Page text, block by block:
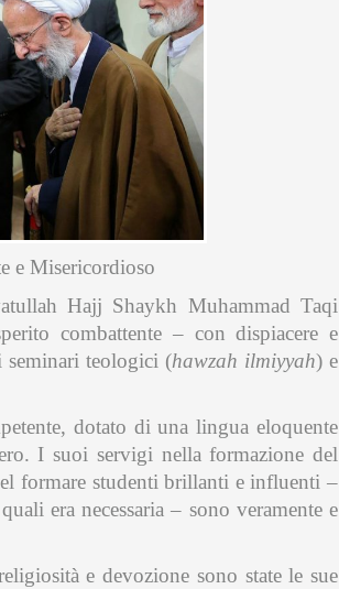
e Misericordioso
Hajj Shaykh Muhammad Taqi
combattente – con dispiacere e
seminari teologici (hawzah ilmiyyah) e
dotato di una lingua eloquente
I suoi servigi nella formazione del
formare studenti brillanti e influenti –
era necessaria – sono veramente e
e devozione sono state le sue